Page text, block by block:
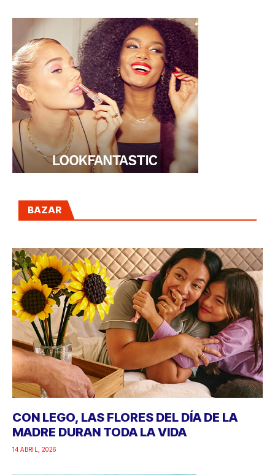
BAZAR
CON LEGO, LAS FLORES DEL DÍA DE LA
MADRE DURAN TODA LA VIDA
14 ABRIL, 2026